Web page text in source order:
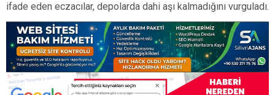
ifade eden eczacılar, depolarda dahi aşı kalmadığını vurguladı.